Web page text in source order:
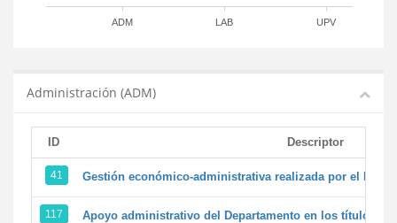
ADM LAB UPV
Administración (ADM)
ID Descriptor
41 Gestión económico-administrativa realizada por el
117 Apoyo administrativo del Departamento en los títulos de